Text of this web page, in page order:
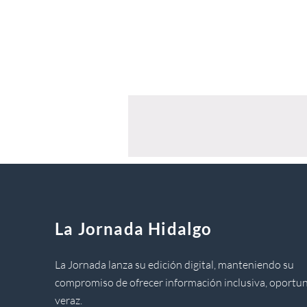
La Jornada Hidalgo
La Jornada lanza su edición digital, manteniendo su
compromiso de ofrecer información inclusiva,
veraz.